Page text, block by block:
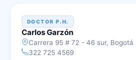
DOCTOR P.H.
Carlos Garzón
Carrera 95 # 72 - 46 sur, Bogotá
322 725 4569